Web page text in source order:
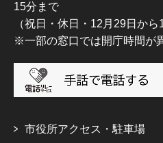
15分まで
（祝日・休日・12月29日から
※一部の窓口では開庁時間が
市役所アクセス・駐車場